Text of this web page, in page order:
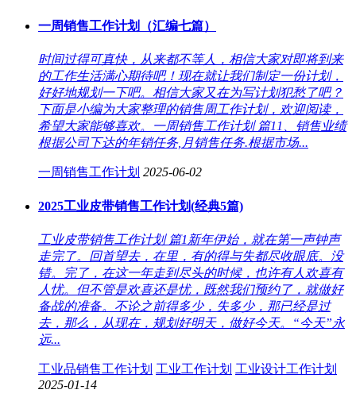
一周销售工作计划（汇编七篇）
时间过得可真快，从来都不等人，相信大家对即将到来
的工作生活满心期待吧！现在就让我们制定一份计划，
好好地规划一下吧。相信大家又在为写计划犯愁了吧？
下面是小编为大家整理的销售周工作计划，欢迎阅读，
希望大家能够喜欢。一周销售工作计划 篇11、销售业绩
根据公司下达的年销任务,月销售任务.根据市场...
一周销售工作计划 2025-06-02
2025工业皮带销售工作计划(经典5篇)
工业皮带销售工作计划 篇1新年伊始，就在第一声钟声
走完了。回首望去，在里，有的得与失都尽收眼底。没
错。完了，在这一年走到尽头的时候，也许有人欢喜有
人忧。但不管是欢喜还是忧，既然我们预约了，就做好
备战的准备。不论之前得多少，失多少，那已经是过
去，那么，从现在，规划好明天，做好今天。“今天”永
远...
工业品销售工作计划 工业工作计划 工业设计工作计划
2025-01-14